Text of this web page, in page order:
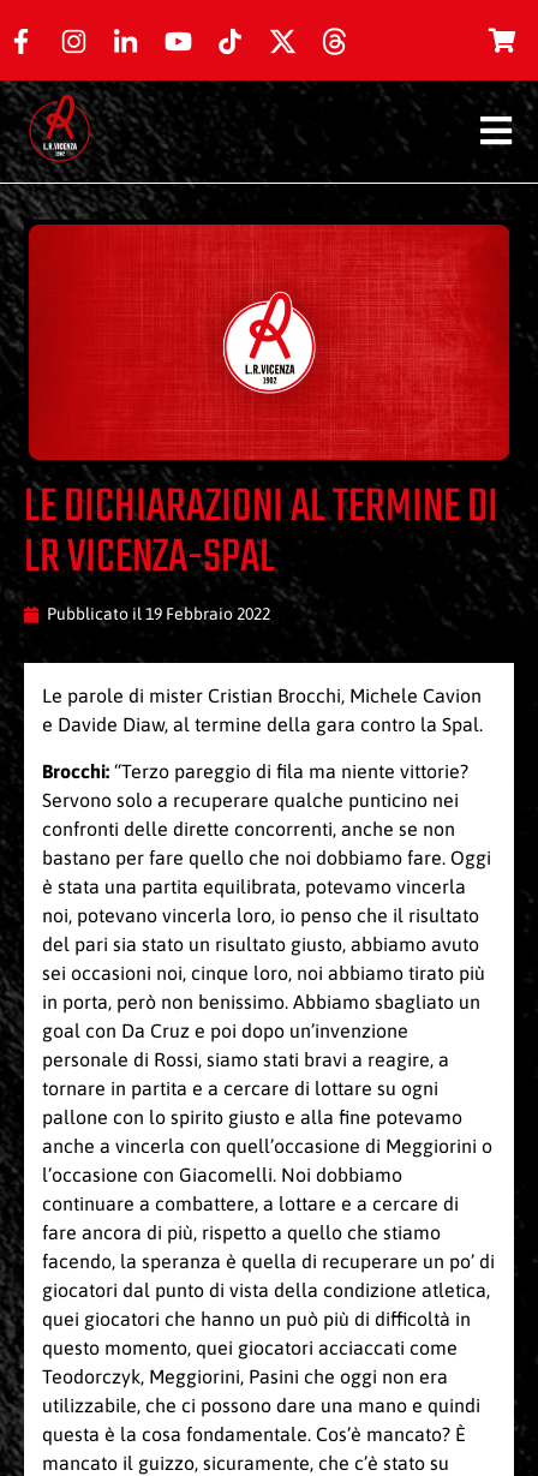
LE DICHIARAZIONI AL TERMINE DI
LR VICENZA-SPAL
Pubblicato il 19 Febbraio 2022
Le parole di mister Cristian Brocchi, Michele Cavion
e Davide Diaw, al termine della gara contro la Spal.
Brocchi: “Terzo pareggio di fila ma niente vittorie?
Servono solo a recuperare qualche punticino nei
confronti delle dirette concorrenti, anche se non
bastano per fare quello che noi dobbiamo fare. Oggi
è stata una partita equilibrata, potevamo vincerla
noi, potevano vincerla loro, io penso che il risultato
del pari sia stato un risultato giusto, abbiamo avuto
sei occasioni noi, cinque loro, noi abbiamo tirato più
in porta, però non benissimo. Abbiamo sbagliato un
goal con Da Cruz e poi dopo un’invenzione
personale di Rossi, siamo stati bravi a reagire, a
tornare in partita e a cercare di lottare su ogni
pallone con lo spirito giusto e alla fine potevamo
anche a vincerla con quell’occasione di Meggiorini o
l’occasione con Giacomelli. Noi dobbiamo
continuare a combattere, a lottare e a cercare di
fare ancora di più, rispetto a quello che stiamo
facendo, la speranza è quella di recuperare un po’ di
giocatori dal punto di vista della condizione atletica,
quei giocatori che hanno un può più di difficoltà in
questo momento, quei giocatori acciaccati come
Teodorczyk, Meggiorini, Pasini che oggi non era
utilizzabile, che ci possono dare una mano e quindi
questa è la cosa fondamentale. Cos’è mancato? È
mancato il guizzo, sicuramente, che c’è stato su